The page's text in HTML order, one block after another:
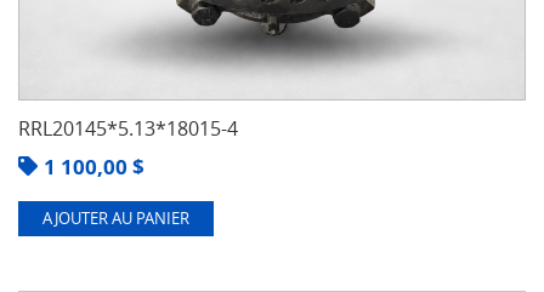
RRL20145*5.13*18015-4
1 100,00 $
AJOUTER AU PANIER